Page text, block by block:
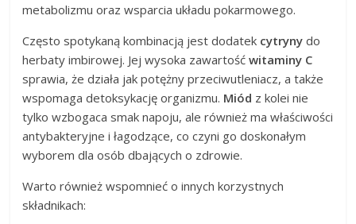
metabolizmu oraz wsparcia układu pokarmowego.
Często spotykaną kombinacją jest dodatek cytryny do
herbaty imbirowej. Jej wysoka zawartośćwitaminy C
sprawia, że działa jak potężny przeciwutleniacz, a także
wspomaga detoksykację organizmu. Miód z kolei nie
tylko wzbogaca smak napoju, ale również ma właściwości
antybakteryjne i łagodzące, co czyni go doskonałym
wyborem dla osób dbających o zdrowie.
Warto również wspomnieć o innych korzystnych
składnikach: